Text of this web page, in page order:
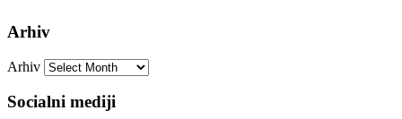
Arhiv
Arhiv
Socialni mediji